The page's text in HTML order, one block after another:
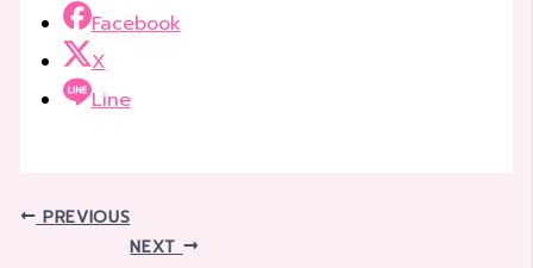
Facebook
X
Line
PREVIOUS
NEXT